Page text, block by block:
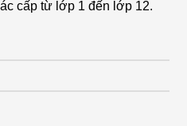
cấp từ lớp 1 đến lớp 12.